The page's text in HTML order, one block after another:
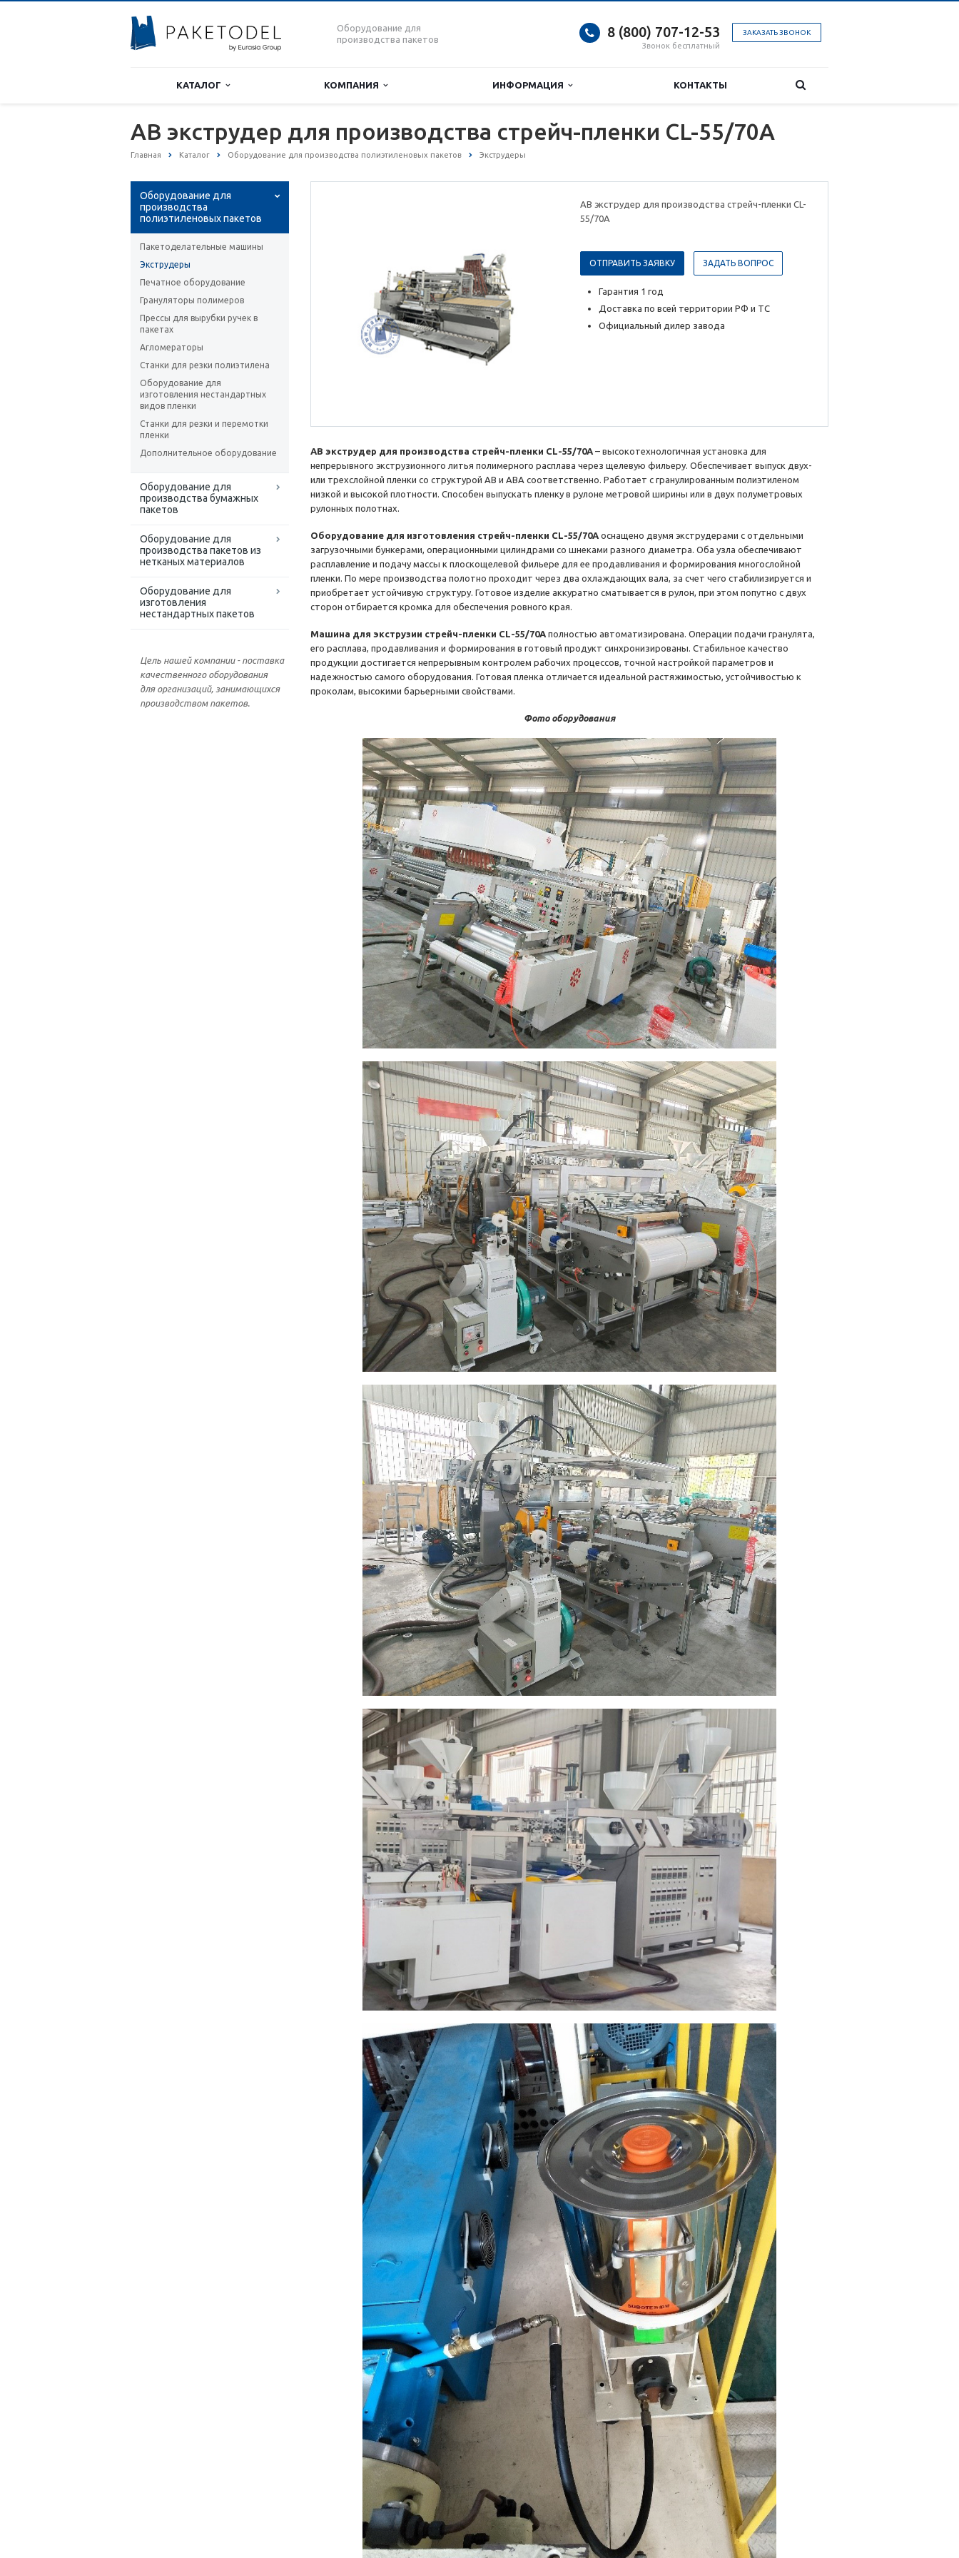
Оборудование для
производства пакетов
ЗАКАЗАТЬ ЗВОНОК
8 (800) 707-12-53
Звонок бесплатный
КАТАЛОГ КОМПАНИЯ ИНФОРМАЦИЯ КОНТАКТЫ
АВ экструдер для производства стрейч-пленки CL-55/70A
Главная Каталог Оборудование для производства полиэтиленовых пакетов Экструдеры
Оборудование для
производства
полиэтиленовых пакетов
Пакетоделательные машины
Экструдеры
Печатное оборудование
Грануляторы полимеров
Прессы для вырубки ручек в
пакетах
Агломераторы
Станки для резки полиэтилена
Оборудование для
изготовления нестандартных
видов пленки
Станки для резки и перемотки
пленки
Дополнительное оборудование
Оборудование для
производства бумажных
пакетов
Оборудование для
производства пакетов из
нетканых материалов
Оборудование для
изготовления
нестандартных пакетов
Цель нашей компании - поставка
качественного оборудования
для организаций, занимающихся
производством пакетов.
АВ экструдер для производства стрейч-пленки CL-
55/70A
ОТПРАВИТЬ ЗАЯВКУ ЗАДАТЬ ВОПРОС
Гарантия 1 год
Доставка по всей территории РФ и ТС
Официальный дилер завода
АВ экструдер для производства стрейч-пленки CL-55/70A – высокотехнологичная установка для
непрерывного экструзионного литья полимерного расплава через щелевую фильеру. Обеспечивает выпуск двух-
или трехслойной пленки со структурой АВ и АВА соответственно. Работает с гранулированным полиэтиленом
низкой и высокой плотности. Способен выпускать пленку в рулоне метровой ширины или в двух полуметровых
рулонных полотнах.
Оборудование для изготовления стрейч-пленки CL-55/70A оснащено двумя экструдерами с отдельными
загрузочными бункерами, операционными цилиндрами со шнеками разного диаметра. Оба узла обеспечивают
расплавление и подачу массы к плоскощелевой фильере для ее продавливания и формирования многослойной
пленки. По мере производства полотно проходит через два охлаждающих вала, за счет чего стабилизируется и
приобретает устойчивую структуру. Готовое изделие аккуратно сматывается в рулон, при этом попутно с двух
сторон отбирается кромка для обеспечения ровного края.
Машина для экструзии стрейч-пленки CL-55/70A полностью автоматизирована. Операции подачи гранулята,
его расплава, продавливания и формирования в готовый продукт синхронизированы. Стабильное качество
продукции достигается непрерывным контролем рабочих процессов, точной настройкой параметров и
надежностью самого оборудования. Готовая пленка отличается идеальной растяжимостью, устойчивостью к
проколам, высокими барьерными свойствами.
Фото оборудования